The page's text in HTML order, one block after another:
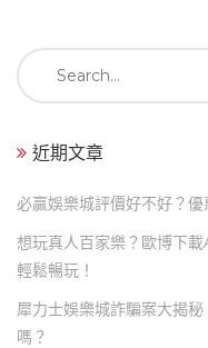
Search
for:
近期文章
必贏娛樂城評價好不好？
想玩真人百家樂？歐博下
輕鬆暢玩！
犀力士娛樂城詐騙案大揭
嗎？